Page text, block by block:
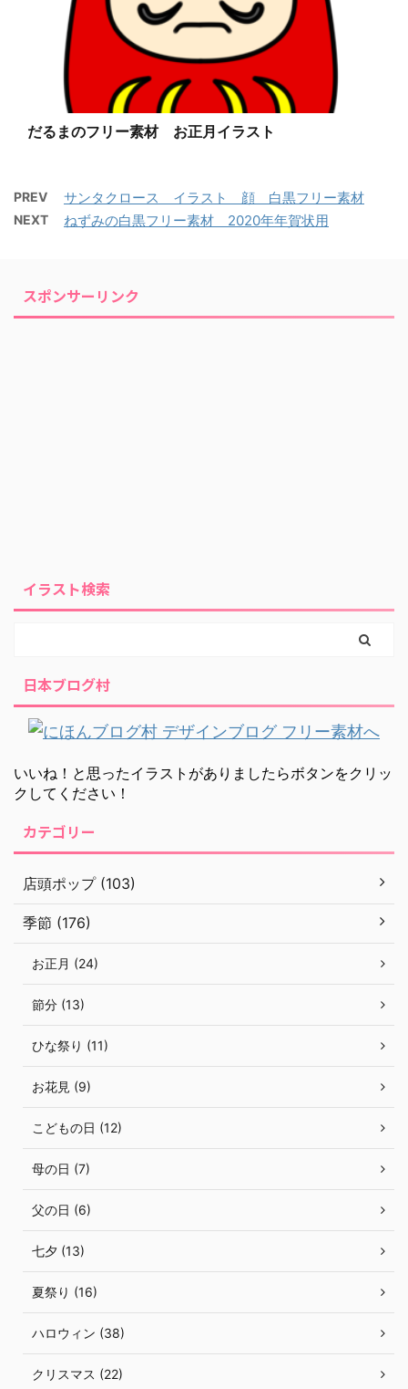
だるまのフリー素材 お正月イラスト
PREV サンタクロース イラスト 顔 白黒フリー素材
NEXT ねずみの白黒フリー素材 2020年年賀状用
スポンサーリンク
イラスト検索
日本ブログ村
いいね！と思ったイラストがありましたらボタンをクリッ
クしてください！
カテゴリー
店頭ポップ (103)
季節 (176)
お正月 (24)
節分 (13)
ひな祭り (11)
お花見 (9)
こどもの日 (12)
母の日 (7)
父の日 (6)
七夕 (13)
夏祭り (16)
ハロウィン (38)
クリスマス (22)